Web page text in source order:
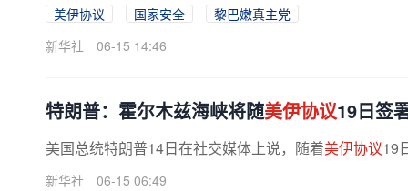
美伊协议 国家安全
黎巴嫩真主党
新华社
06-15 14:46
特朗普：霍尔木兹海峡将随美伊协议19日签
美国总统特朗普14日在社交媒体上说，随着美伊协议19
新华社 06-15 06:49